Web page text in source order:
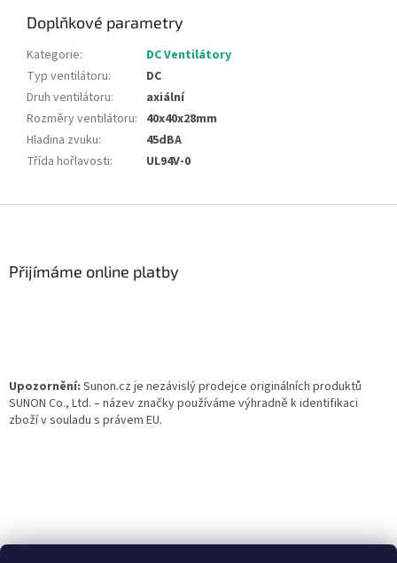
Doplňkové parametry
Kategorie:
DC Ventilátory
Typ ventilátoru:
DC
Druh ventilátoru:
axiální
Rozměry ventilátoru: 40x40x28mm
Hladina zvuku:
45dBA
Třída hořlavosti: UL94V-0
Přijímáme online platby
Upozornění: Sunon.cz je nezávislý prodejce originálních produktů
SUNON Co., Ltd. – název značky používáme výhradně k identifikaci
zboží v souladu s právem EU.